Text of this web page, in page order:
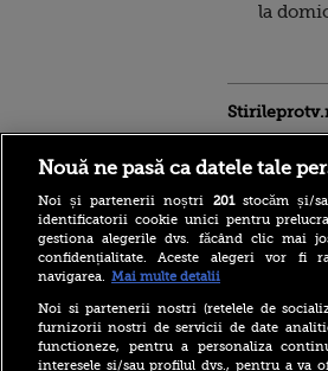
la
Caraș-
un TIR au
impact
Nouă ne pasă ca datele tale
Noi și partenerii noștri 201stocăm și/
identificatorii cookie unici pentru
gestiona alegerile dvs. făcând clic mai
confidențialitate. Aceste alegeri vor fi
navigarea. Mai multe detalii
Noi si partenerii nostri (retelele de
furnizorii nostri de servicii de date
functioneze, pentru a personaliza
interesele si/sau profilul dvs., pentru a va